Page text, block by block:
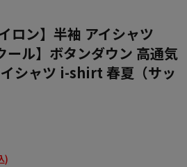
ロン】半袖 アイシャツ
ール】ボタンダウン 高通気
シャツ i-shirt 春夏（サッ
)